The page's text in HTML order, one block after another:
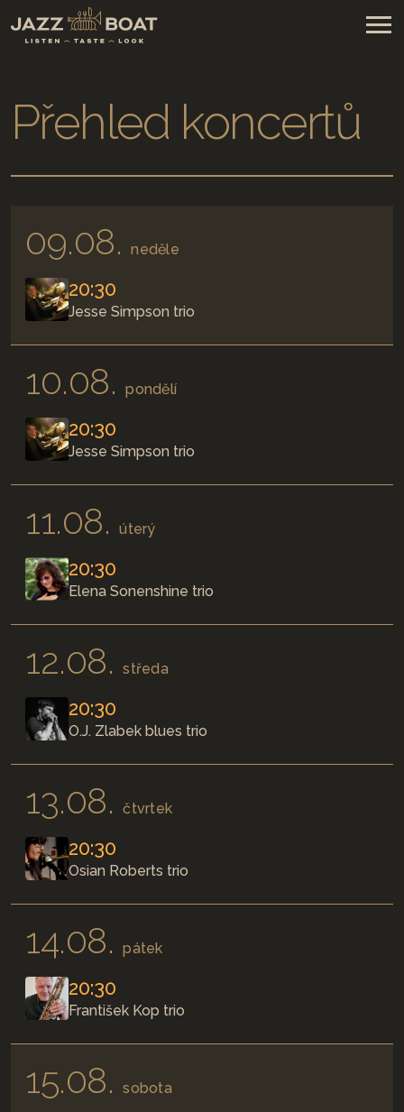
Přehled koncertů
09.08.neděle
20:30
Jesse Simpson trio
10.08.pondělí
20:30
Jesse Simpson trio
11.08.úterý
20:30
Elena Sonenshine trio
12.08.středa
20:30
O.J. Zlabek blues trio
13.08.čtvrtek
20:30
Osian Roberts trio
14.08.pátek
20:30
František Kop trio
15.08.sobota